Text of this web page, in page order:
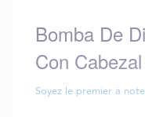
la
galería
de
Bomba De
Con
Soyez le premier à